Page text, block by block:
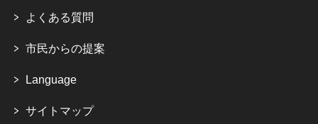
よくある質問
市民からの提案
Language
サイトマップ